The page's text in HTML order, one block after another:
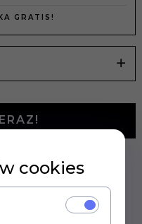
GRATIS!
cookies